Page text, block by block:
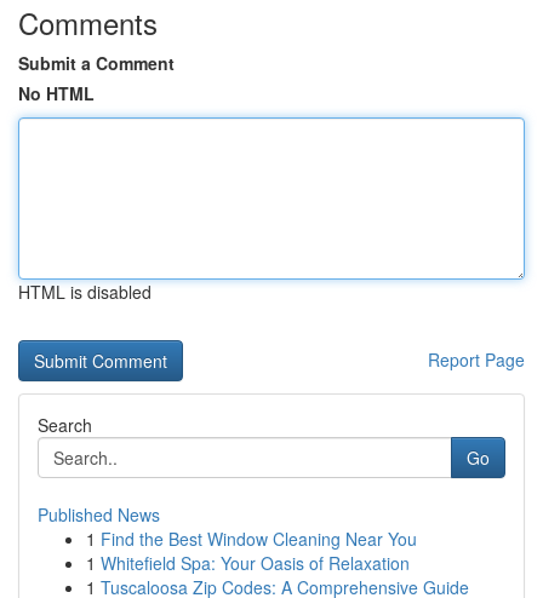
Comments
Submit a Comment
No HTML
HTML is disabled
Report Page
Search
Go
Published News
1 Find the Best Window Cleaning Near You
1 Whitefield Spa: Your Oasis of Relaxation
1 Tuscaloosa Zip Codes: A Comprehensive Guide